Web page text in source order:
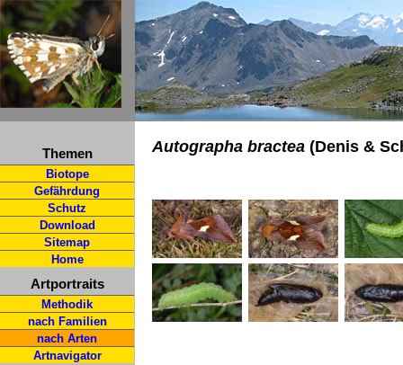
Themen
Biotope
Gefährdung
Schutz
Download
Sitemap
Home
Artportraits
Methodik
nach Familien
nach Arten
Artnavigator
Autographa bractea (Denis &